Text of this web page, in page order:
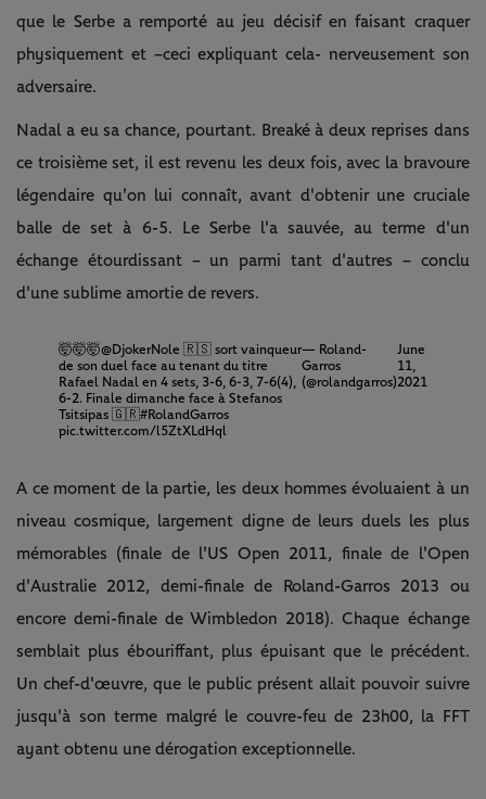
que le Serbe a remporté au jeu décisif en faisant craquer
physiquement et –ceci expliquant cela- nerveusement son
adversaire.
Nadal a eu sa chance, pourtant. Breaké à deux reprises dans
ce troisième set, il est revenu les deux fois, avec la bravoure
légendaire qu'on lui connaît, avant d'obtenir une cruciale
balle de set à 6-5. Le Serbe l'a sauvée, au terme d'un
échange étourdissant – un parmi tant d'autres – conclu
d'une sublime amortie de revers.
🤯🤯🤯@DjokerNole 🇷🇸 sort vainqueur
de son duel face au tenant du titre
Rafael Nadal en 4 sets, 3-6, 6-3, 7-6(4),
6-2. Finale dimanche face à Stefanos
Tsitsipas 🇬🇷#RolandGarros
pic.twitter.com/l5ZtXLdHql
— Roland-
Garros
(@rolandgarros)
June
11,
2021
A ce moment de la partie, les deux hommes évoluaient à un
niveau cosmique, largement digne de leurs duels les plus
mémorables (finale de l'US Open 2011, finale de l'Open
d'Australie 2012, demi-finale de Roland-Garros 2013 ou
encore demi-finale de Wimbledon 2018). Chaque échange
semblait plus ébouriffant, plus épuisant que le précédent.
Un chef-d'œuvre, que le public présent allait pouvoir suivre
jusqu'à son terme malgré le couvre-feu de 23h00, la FFT
ayant obtenu une dérogation exceptionnelle.